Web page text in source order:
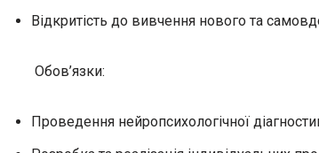
Відкритість до вивчення нового та
Обов’язки:
Проведення нейропсихологічної